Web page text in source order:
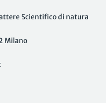
Scientifico di natura
Milano